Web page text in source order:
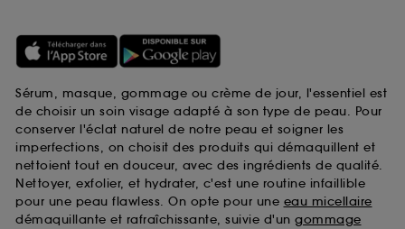
Sérum, masque, gommage ou crème de jour, l'essentiel est
de choisir un soin visage adapté à son type de peau. Pour
conserver l'éclat naturel de notre peau et soigner les
imperfections, on choisit des produits qui démaquillent et
nettoient tout en douceur, avec des ingrédients de qualité.
Nettoyer, exfolier, et hydrater, c'est une routine infaillible
pour une peau flawless. On opte pour une eau micellaire
démaquillante et rafraîchissante, suivie d'un gommage